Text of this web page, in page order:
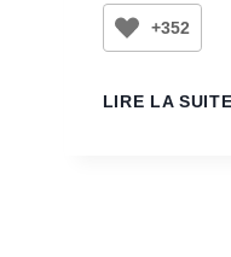
+352
LIRE LA